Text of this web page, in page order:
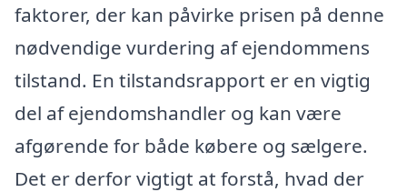
faktorer, der kan påvirke prisen på denne
nødvendige vurdering af ejendommens
tilstand. En tilstandsrapport er en vigtig
del af ejendomshandler og kan være
afgørende for både købere og sælgere.
Det er derfor vigtigt at forstå, hvad der